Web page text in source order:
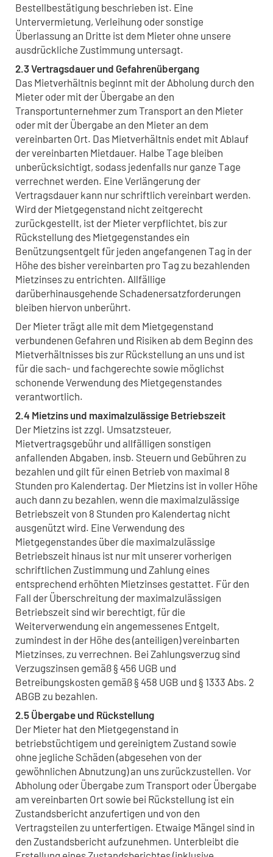
Bestellbestätigung beschrieben ist. Eine
Untervermietung, Verleihung oder sonstige
Überlassung an Dritte ist dem Mieter ohne unsere
ausdrückliche Zustimmung untersagt.
2.3 Vertragsdauer und Gefahrenübergang
Das Mietverhältnis beginnt mit der Abholung durch den
Mieter oder mit der Übergabe an den
Transportunternehmer zum Transport an den Mieter
oder mit der Übergabe an den Mieter an dem
vereinbarten Ort. Das Mietverhältnis endet mit Ablauf
der vereinbarten Mietdauer. Halbe Tage bleiben
unberücksichtigt, sodass jedenfalls nur ganze Tage
verrechnet werden. Eine Verlängerung der
Vertragsdauer kann nur schriftlich vereinbart werden.
Wird der Mietgegenstand nicht zeitgerecht
zurückgestellt, ist der Mieter verpflichtet, bis zur
Rückstellung des Mietgegenstandes ein
Benützungsentgelt für jeden angefangenen Tag in der
Höhe des bisher vereinbarten pro Tag zu bezahlenden
Mietzinses zu entrichten. Allfällige
darüberhinausgehende Schadenersatzforderungen
bleiben hiervon unberührt.
Der Mieter trägt alle mit dem Mietgegenstand
verbundenen Gefahren und Risiken ab dem Beginn des
Mietverhältnisses bis zur Rückstellung an uns und ist
für die sach- und fachgerechte sowie möglichst
schonende Verwendung des Mietgegenstandes
verantwortlich.
2.4 Mietzins und maximalzulässige Betriebszeit
Der Mietzins ist zzgl. Umsatzsteuer,
Mietvertragsgebühr und allfälligen sonstigen
anfallenden Abgaben, insb. Steuern und Gebühren zu
bezahlen und gilt für einen Betrieb von maximal 8
Stunden pro Kalendertag. Der Mietzins ist in voller Höhe
auch dann zu bezahlen, wenn die maximalzulässige
Betriebszeit von 8 Stunden pro Kalendertag nicht
ausgenützt wird. Eine Verwendung des
Mietgegenstandes über die maximalzulässige
Betriebszeit hinaus ist nur mit unserer vorherigen
schriftlichen Zustimmung und Zahlung eines
entsprechend erhöhten Mietzinses gestattet. Für den
Fall der Überschreitung der maximalzulässigen
Betriebszeit sind wir berechtigt, für die
Weiterverwendung ein angemessenes Entgelt,
zumindest in der Höhe des (anteiligen) vereinbarten
Mietzinses, zu verrechnen. Bei Zahlungsverzug sind
Verzugszinsen gemäß § 456 UGB und
Betreibungskosten gemäß § 458 UGB und § 1333 Abs. 2
ABGB zu bezahlen.
2.5 Übergabe und Rückstellung
Der Mieter hat den Mietgegenstand in
betriebstüchtigem und gereinigtem Zustand sowie
ohne jegliche Schäden (abgesehen von der
gewöhnlichen Abnutzung) an uns zurückzustellen. Vor
Abholung oder Übergabe zum Transport oder Übergabe
am vereinbarten Ort sowie bei Rückstellung ist ein
Zustandsbericht anzufertigen und von den
Vertragsteilen zu unterfertigen. Etwaige Mängel sind in
den Zustandsbericht aufzunehmen. Unterbleibt die